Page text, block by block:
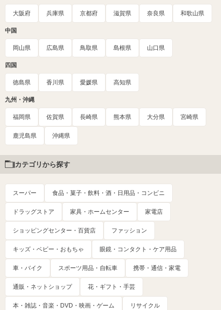
大阪府 兵庫県 京都府 滋賀県 奈良県 和歌山県
中国
岡山県 広島県 鳥取県 島根県 山口県
四国
徳島県 香川県 愛媛県 高知県
九州・沖縄
福岡県 佐賀県 長崎県 熊本県 大分県 宮崎県
鹿児島県 沖縄県
カテゴリから探す
スーパー 食品・菓子・飲料・酒・日用品・コンビニ
ドラッグストア 家具・ホームセンター 家電店
ショッピングセンター・百貨店 ファッション
キッズ・ベビー・おもちゃ 眼鏡・コンタクト・ケア用品
車・バイク スポーツ用品・自転車 携帯・通信・家電
通販・ネットショップ 花・ギフト・手芸
本・雑誌・音楽・DVD・映画・ゲーム リサイクル